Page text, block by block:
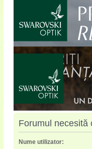
Forumul necesită
Nume utilizator: